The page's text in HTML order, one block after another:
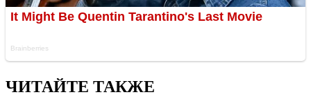
ЧИТАЙТЕ ТАКЖЕ